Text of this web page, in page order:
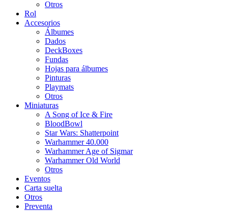
Otros
Rol
Accesorios
Álbumes
Dados
DeckBoxes
Fundas
Hojas para álbumes
Pinturas
Playmats
Otros
Miniaturas
A Song of Ice & Fire
BloodBowl
Star Wars: Shatterpoint
Warhammer 40.000
Warhammer Age of Sigmar
Warhammer Old World
Otros
Eventos
Carta suelta
Otros
Preventa